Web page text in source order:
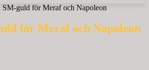
SM-guld för Meraf och Napoleon
för Meraf och Napoleon